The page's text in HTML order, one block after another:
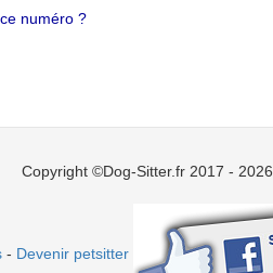
numéro ?
Copyright ©Dog-Sitter.fr 2017 - 2026
- Devenir petsitter